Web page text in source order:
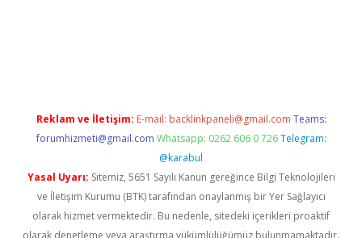
Reklam ve İletişim: E-mail: backlinkpaneli@gmail.com Teams:
forumhizmeti@gmail.com Whatsapp: 0262 606 0 726 Telegram:
@karabul
Yasal Uyarı: Sitemiz, 5651 Sayılı Kanun gereğince Bilgi Teknolojileri
ve İletişim Kurumu (BTK) tarafından onaylanmış bir Yer Sağlayıcı
olarak hizmet vermektedir. Bu nedenle, sitedeki içerikleri proaktif
olarak denetleme veya araştırma yükümlülüğümüz bulunmamaktadır.